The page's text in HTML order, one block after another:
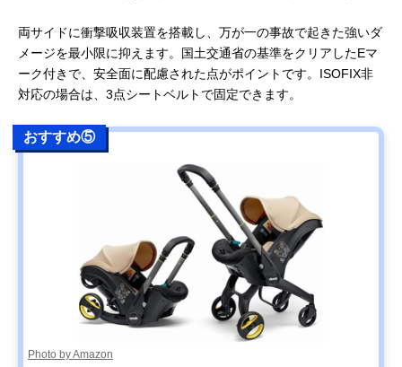
両サイドに衝撃吸収装置を搭載し、万が一の事故で起きた強いダ
メージを最小限に抑えます。国土交通省の基準をクリアしたEマ
ーク付きで、安全面に配慮された点がポイントです。ISOFIX非
対応の場合は、3点シートベルトで固定できます。
おすすめ⑤
Photo by Amazon